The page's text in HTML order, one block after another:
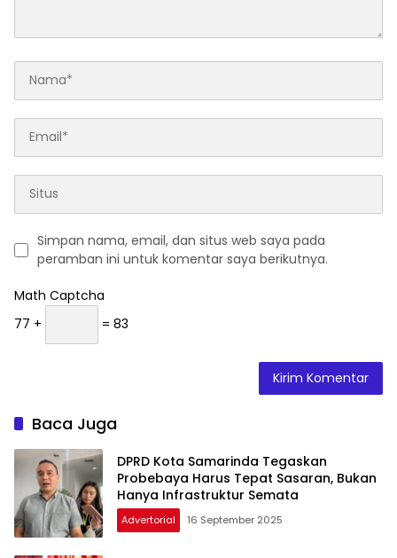
Simpan nama, email, dan situs web saya pada
peramban ini untuk komentar saya berikutnya.
Math Captcha
77 +
= 83
Baca Juga
DPRD Kota Samarinda Tegaskan
Probebaya Harus Tepat Sasaran, Bukan
Hanya Infrastruktur Semata
Advertorial 16 September 2025